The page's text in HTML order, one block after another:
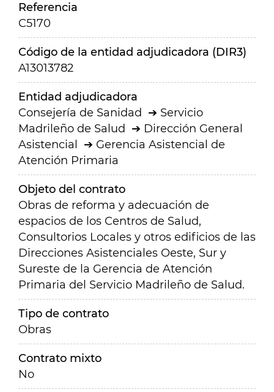
Referencia
C5170
Código de la entidad adjudicadora (DIR3)
A13013782
Entidad adjudicadora
Consejería de Sanidad
Servicio
Madrileño de Salud
Dirección General
Asistencial
Gerencia Asistencial de
Atención Primaria
Objeto del contrato
Obras de reforma y adecuación de
espacios de los Centros de Salud,
Consultorios Locales y otros edificios de las
Direcciones Asistenciales Oeste, Sur y
Sureste de la Gerencia de Atención
Primaria del Servicio Madrileño de Salud.
Tipo de contrato
Obras
Contrato mixto
No